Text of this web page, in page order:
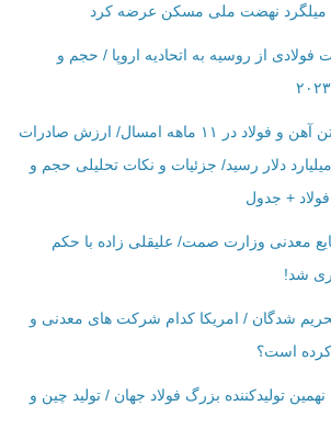
میلگرد نهضت ملی مسکن عرضه کرد
فولادی از روسیه به اتحادیه اروپا / حجم و
صادرات ۱۱.۶ میلیون تن آهن و فولاد در ۱۱ ماهه امسال/ ارزش صادرات
زنجیره فولاد به مرز ۷ میلیارد دلار رسید/ جزئیات و نکات تحلیلی حجم و
+ جدول
معدنی وزارت صمت/ علیقلی زاده با حکم
شد!
شدگان / امریکا کدام شرکت ‌های معدنی و
است؟
نهمین تولیدکننده بزرگ فولاد جهان / تولید چین و